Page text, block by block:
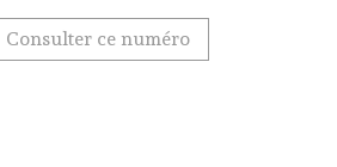
Consulter ce numéro